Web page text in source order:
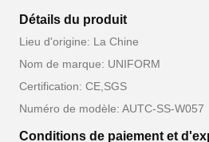
Détails du produit
Lieu d'origine: La Chine
Nom de marque: UNIFORM
Certification: CE,SGS
Numéro de modèle: AUTC-SS-W057
Conditions de paiement et